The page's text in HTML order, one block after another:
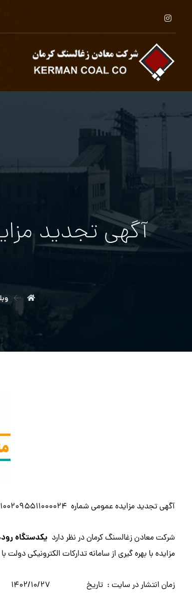
آگهی تجدید مزایده عمومی شماره ۱۰۰۲۰۹۵۵۱۱۰۰۰۰۲۴ (شماره مزایده مرجع) ۰۲۱۰۴۶۳۹۶
شرکت معادن زغالسنگ کرمان در نظر دارد یکدستگاه
مزایده با بهره گیری از سامانه تدارکات الکترونیکی دولت با
زمان انتشار در سایت : تاریخ ۱۴۰۲/۱۰/۲۷ ساعت ۸:۰۰